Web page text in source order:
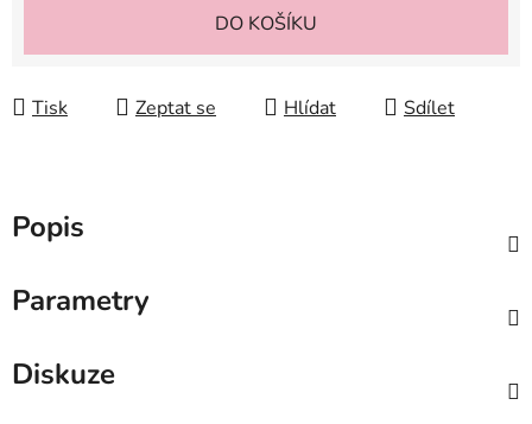
DO KOŠÍKU
Tisk Zeptat se Hlídat Sdílet
Popis
Parametry
Diskuze